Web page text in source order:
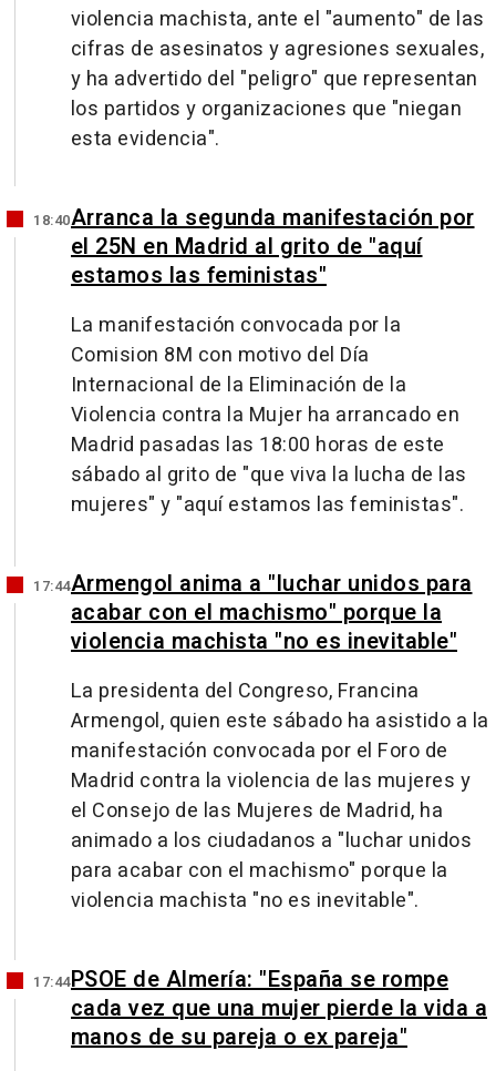
violencia machista, ante el "aumento" de las
cifras de asesinatos y agresiones sexuales,
y ha advertido del "peligro" que representan
los partidos y organizaciones que "niegan
esta evidencia".
18:40Arranca la segunda manifestación por
el 25N en Madrid al grito de "aquí
estamos las feministas"
La manifestación convocada por la
Comision 8M con motivo del Día
Internacional de la Eliminación de la
Violencia contra la Mujer ha arrancado en
Madrid pasadas las 18:00 horas de este
sábado al grito de "que viva la lucha de las
mujeres" y "aquí estamos las feministas".
17:44Armengol anima a "luchar unidos para
acabar con el machismo" porque la
violencia machista "no es inevitable"
La presidenta del Congreso, Francina
Armengol, quien este sábado ha asistido a la
manifestación convocada por el Foro de
Madrid contra la violencia de las mujeres y
el Consejo de las Mujeres de Madrid, ha
animado a los ciudadanos a "luchar unidos
para acabar con el machismo" porque la
violencia machista "no es inevitable".
17:44PSOE de Almería: "España se rompe
cada vez que una mujer pierde la vida a
manos de su pareja o ex pareja"